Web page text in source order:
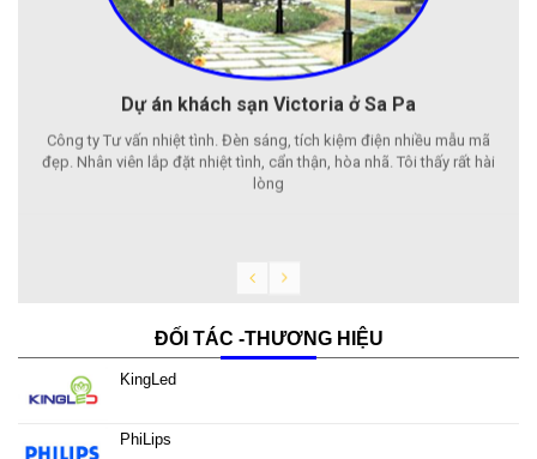
Dự án khách sạn Victoria ở Sa Pa
Công ty Tư vấn nhiệt tình. Đèn sáng, tích kiệm điện nhiều mẫu mã
đẹp. Nhân viên lắp đặt nhiệt tình, cẩn thận, hòa nhã. Tôi thấy rất hài
lòng
ĐỐI TÁC -THƯƠNG HIỆU
KingLed
PhiLips